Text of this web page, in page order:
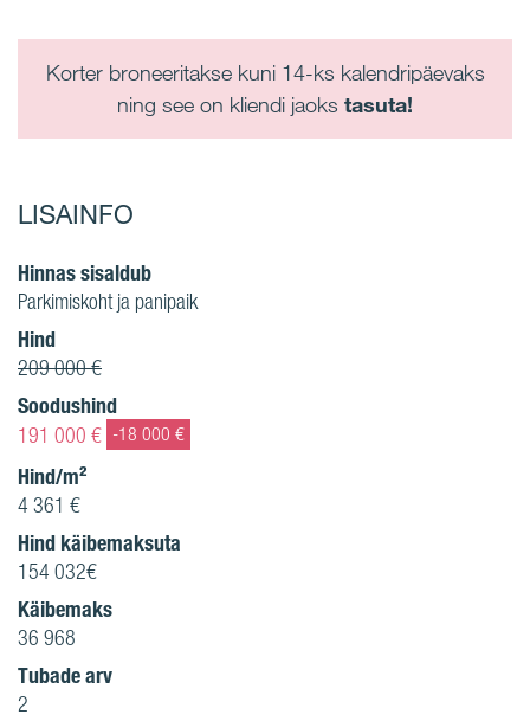
Korter broneeritakse kuni 14-ks kalendripäevaks
ning see on kliendi jaoks tasuta!
LISAINFO
Hinnas sisaldub
Parkimiskoht ja panipaik
Hind
209 000 €
Soodushind
191 000 € -18 000 €
Hind/m²
4 361 €
Hind käibemaksuta
154 032€
Käibemaks
36 968
Tubade arv
2